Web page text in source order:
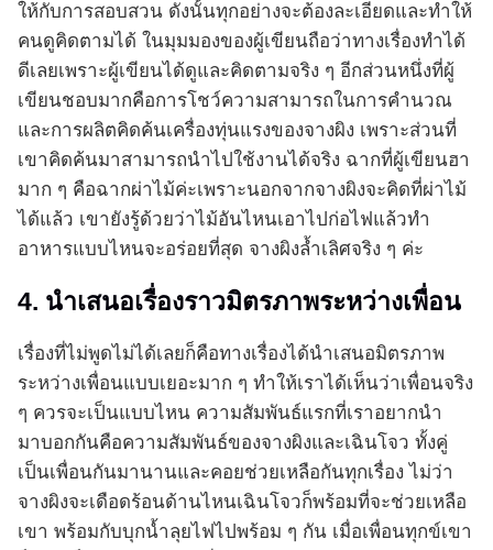
ให้กับการสอบสวน ดังนั้นทุกอย่างจะต้องละเอียดและทำให้
คนดูคิดตามได้ ในมุมมองของผู้เขียนถือว่าทางเรื่องทำได้
ดีเลยเพราะผู้เขียนได้ดูและคิดตามจริง ๆ อีกส่วนหนึ่งที่ผู้
เขียนชอบมากคือการโชว์ความสามารถในการคำนวณ
และการผลิตคิดค้นเครื่องทุ่นแรงของจางผิง เพราะส่วนที่
เขาคิดค้นมาสามารถนำไปใช้งานได้จริง ฉากที่ผู้เขียนฮา
มาก ๆ คือฉากผ่าไม้ค่ะเพราะนอกจากจางผิงจะคิดที่ผ่าไม้
ได้แล้ว เขายังรู้ด้วยว่าไม้อันไหนเอาไปก่อไฟแล้วทำ
อาหารแบบไหนจะอร่อยที่สุด จางผิงล้ำเลิศจริง ๆ ค่ะ
4. นำเสนอเรื่องราวมิตรภาพระหว่างเพื่อน
เรื่องที่ไม่พูดไม่ได้เลยก็คือทางเรื่องได้นำเสนอมิตรภาพ
ระหว่างเพื่อนแบบเยอะมาก ๆ ทำให้เราได้เห็นว่าเพื่อนจริง
ๆ ควรจะเป็นแบบไหน ความสัมพันธ์แรกที่เราอยากนำ
มาบอกกันคือความสัมพันธ์ของจางผิงและเฉินโจว ทั้งคู่
เป็นเพื่อนกันมานานและคอยช่วยเหลือกันทุกเรื่อง ไม่ว่า
จางผิงจะเดือดร้อนด้านไหนเฉินโจวก็พร้อมที่จะช่วยเหลือ
เขา พร้อมกับบุกน้ำลุยไฟไปพร้อม ๆ กัน เมื่อเพื่อนทุกข์เขา